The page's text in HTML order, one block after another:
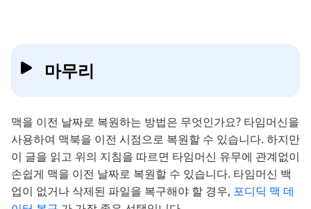
마무리
맥을 이전 날짜로 복원하는 방법은 무엇인가요? 타임머신을
사용하여 맥북을 이전 시점으로 복원할 수 있습니다. 하지만
이 글을 읽고 위의 지침을 따르면 타임머신 유무에 관계없이
손쉽게 맥을 이전 날짜로 복원할 수 있습니다. 타임머신 백
업이 없거나 삭제된 파일을 복구해야 할 경우, 포디딕 맥 데